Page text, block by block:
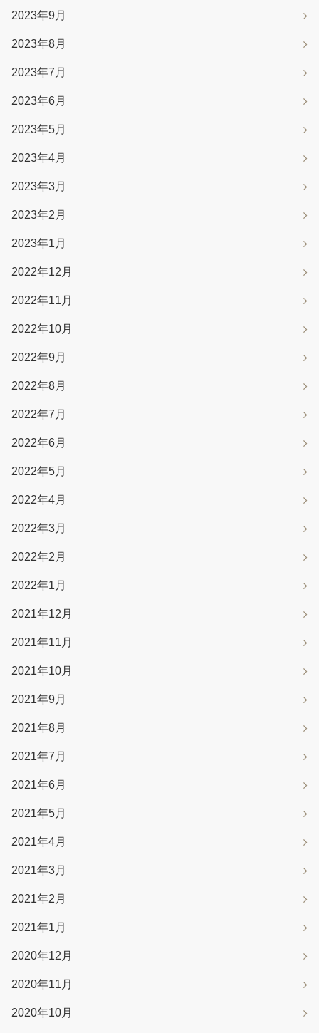
2023年9月
2023年8月
2023年7月
2023年6月
2023年5月
2023年4月
2023年3月
2023年2月
2023年1月
2022年12月
2022年11月
2022年10月
2022年9月
2022年8月
2022年7月
2022年6月
2022年5月
2022年4月
2022年3月
2022年2月
2022年1月
2021年12月
2021年11月
2021年10月
2021年9月
2021年8月
2021年7月
2021年6月
2021年5月
2021年4月
2021年3月
2021年2月
2021年1月
2020年12月
2020年11月
2020年10月